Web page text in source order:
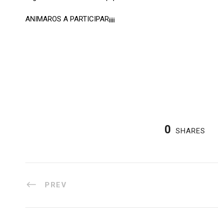
ANIMAROS A PARTICIPAR¡¡¡¡
0 SHARES
PREV